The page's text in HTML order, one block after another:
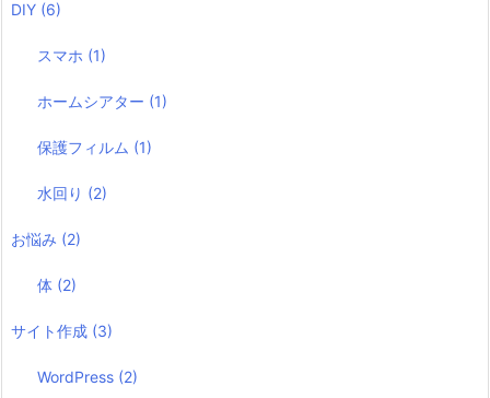
DIY (6)
スマホ (1)
ホームシアター (1)
保護フィルム (1)
水回り (2)
お悩み (2)
体 (2)
サイト作成 (3)
WordPress (2)